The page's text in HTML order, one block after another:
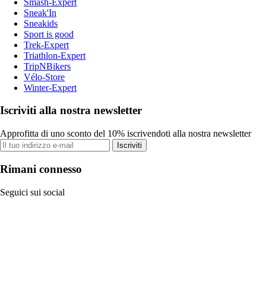
Sneak'In
Sneakids
Sport is good
Trek-Expert
Triathlon-Expert
TripNBikers
Vélo-Store
Winter-Expert
Iscriviti alla nostra newsletter
Approfitta di uno sconto del 10% iscrivendoti alla nostra newsletter
Iscriviti
Rimani connesso
Seguici sui social